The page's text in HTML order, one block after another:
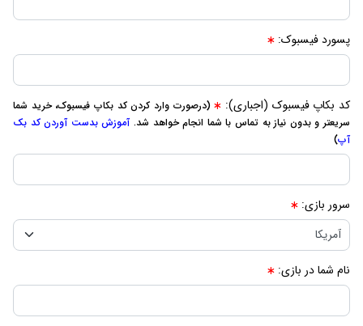
پسورد فیسبوک:
کد بکاپ فیسبوک (اجباری):
(درصورت وارد کردن کد بکاپ فیسبوک، خرید شما
سریعتر و بدون نیاز به تماس با شما انجام خواهد شد.آموزش بدست آوردن کد بک
آپ)
سرور بازی:
نام شما در بازی: